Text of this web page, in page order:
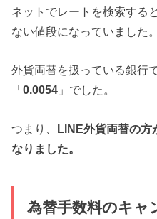
ネットでレートを検索する
ない値段になっていました。
外貨両替を扱っている銀行
「0.0054 」でした。
つまり、 LINE外貨両替の方
なりました。
為替手数料のキャ